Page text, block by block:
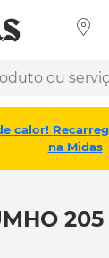
calor!
na Midas
205